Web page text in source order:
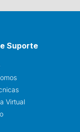
Suporte
Virtual